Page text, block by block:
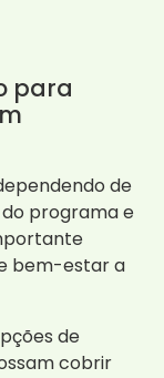
para
de
programa e
bem-estar a
de
cobrir